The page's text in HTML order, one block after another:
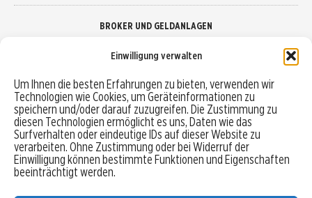
Einwilligung verwalten
Um Ihnen die besten Erfahrungen zu bieten, verwenden wir
Technologien wie Cookies, um Geräteinformationen zu
speichern und/oder darauf zuzugreifen. Die Zustimmung zu
diesen Technologien ermöglicht es uns, Daten wie das
Surfverhalten oder eindeutige IDs auf dieser Website zu
verarbeiten. Ohne Zustimmung oder bei Widerruf der
Einwilligung können bestimmte Funktionen und Eigenschaften
beeinträchtigt werden.
BROKER UND GELDANLAGEN
Robo-Advisor vergleichen
Depotvergleich
Festgeld vergleichen